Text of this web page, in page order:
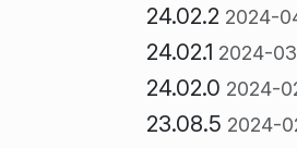
24.02.2 2024-
24.02.1 2024-
24.02.0 2024-
23.08.5 2024-